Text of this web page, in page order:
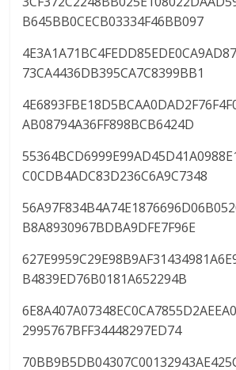
B645BB0CECB03334F46BB097
73CA4436DB395CA7C8399BB1
AB08794A36FF898BCB6424D
C0CDB4ADC83D236C6A9C7348
B8A8930967BDBA9DFE7F96E
B4839ED76B0181A652294B
2995767BFF34448297ED74